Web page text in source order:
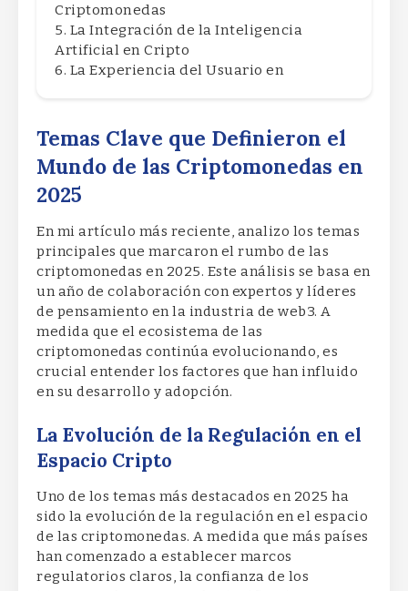
Criptomonedas
La Integración de la Inteligencia
Artificial en Cripto
La Experiencia del Usuario en
Temas Clave que Definieron el
Mundo de las Criptomonedas en
2025
En mi artículo más reciente, analizo los temas
principales que marcaron el rumbo de las
criptomonedas en 2025. Este análisis se basa en
un año de colaboración con expertos y líderes
de pensamiento en la industria de web3. A
medida que el ecosistema de las
criptomonedas continúa evolucionando, es
crucial entender los factores que han influido
en su desarrollo y adopción.
La Evolución de la Regulación en el
Espacio Cripto
Uno de los temas más destacados en 2025 ha
sido la evolución de la regulación en el espacio
de las criptomonedas. A medida que más países
han comenzado a establecer marcos
regulatorios claros, la confianza de los